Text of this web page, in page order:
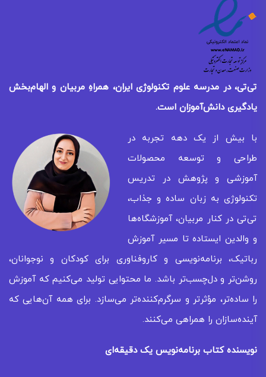
تی‌تی، در مدرسه علوم تکنولوژی ایران، همراهِ مربیان و الهام‌بخش
یادگیریدانش‌آموزان است.
با بیش از یک دهه تجربه در
طراحی و توسعه محصولات
آموزشی و پژوهش در تدریس
تکنولوژی به زبان ساده و جذاب،
تی‌تی در کنار مربیان، آموزشگاه‌ها
و والدین ایستاده تا مسیر آموزش
رباتیک، برنامه‌نویسی و کاروفناوری برای کودکان و نوجوانان،
روشن‌تر و دل‌چسب‌تر باشد. ما محتوایی تولید می‌کنیم که آموزش
را ساده‌تر، مؤثرتر و سرگرم‌کننده‌تر می‌سازد. برای همه‌ آن‌هایی که
آینده‌سازان را همراهی می‌کنند.
نویسنده کتاب برنامه‌نویس یک دقیقه‌ای